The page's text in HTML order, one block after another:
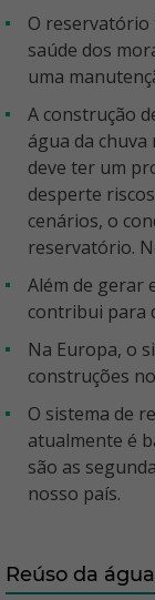
O reservatório também pode ser um risco para a
saúde dos
uma
A construção de um reservatório para a captação da
água da chuva
deve ter um
desperte
cenários, o
reservatório.
Além de gerar economia de água, o sistema também
contribui para
Na Europa, o sistema já é bastante usado em
construções
O sistema de reaproveitamento de águas pluviais
atualmente é
são as
nosso país.
Reúso da água